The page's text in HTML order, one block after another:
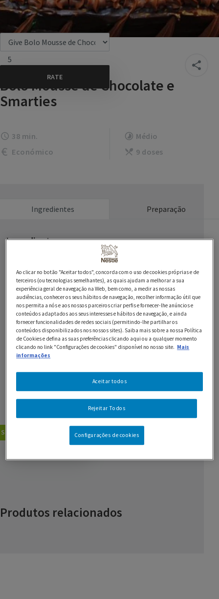
5
Bolo Mousse de Chocolate e
Smarties
38 min.
Médio
Económico
9 doses
Ingredientes Preparação
Ingredientes
120 g de açúcar
120 g de farinha
10 bolachas
370 g de Chocolate Preto 70% NESTLÉ Sobremesas
30 g de manteiga
300 ml de Natas LONGA VIDA para bater
GUARDAR RECEITA
Sobremesas
Produtos relacionados
Ao clicar no botão "Aceitar todos", concorda com o uso de cookies próprias e de
terceiros (ou tecnologias semelhantes), as quais ajudam a melhorar a sua
experiência geral de navegação na Web, bem como, a medir as nossas
audiências, conhecer os seus hábitos de navegação, recolher informação útil que
nos permita a nós e aos nossos parceiros criar perfis e fornecer-lhe anúncios e
conteúdos adaptados aos seus interesses e hábitos de navegação, e ainda
fornecer funcionalidades de redes sociais (permitindo-lhe partilhar os
conteúdos disponibilizados nos nossos sites). Saiba mais sobre a nossa Política
de Cookies e defina as suas preferências clicando aqui ou a qualquer momento
clicando no link "Configurações de cookies" disponível no nosso site. Mais
informações
Rejeitar Todos
Aceitar todos
Configurações de cookies